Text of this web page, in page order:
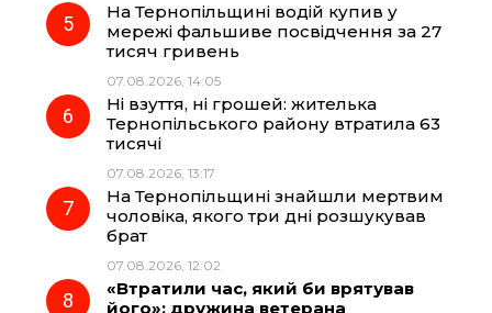
На Тернопільщині водій купив у
мережі фальшиве посвідчення за 27
тисяч гривень
07.08.2026, 14:05
Ні взуття, ні грошей: жителька
Тернопільського району втратила 63
тисячі
07.08.2026, 13:17
На Тернопільщині знайшли мертвим
чоловіка, якого три дні розшукував
брат
07.08.2026, 12:02
«Втратили час, який би врятував
його»: дружина ветерана